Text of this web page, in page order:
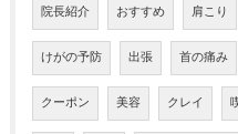
院長紹介 おすすめ 肩こり
けがの予防 出張 首の痛み
クーポン 美容 クレイ